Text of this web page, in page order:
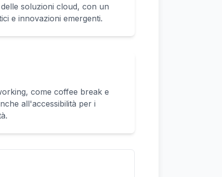
soluzioni cloud, con un
e innovazioni emergenti.
come coffee break e
all'accessibilità per i